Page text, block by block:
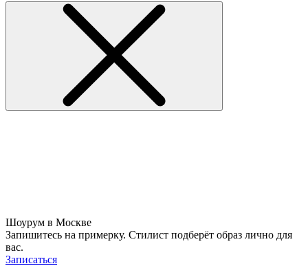
Шоурум в Москве
Запишитесь на примерку. Стилист подберёт образ лично для
вас.
Записаться